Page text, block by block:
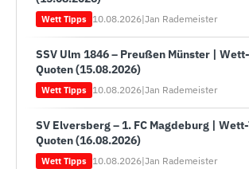
Wett Tipps 10.08.2026|Jan Rademeister
SSV Ulm 1846 – Preußen Münster |
Quoten (15.08.2026)
Wett Tipps 10.08.2026|Jan Rademeister
SV Elversberg – 1. FC Magdeburg |
Quoten (16.08.2026)
Wett Tipps 10.08.2026|Jan Rademeister